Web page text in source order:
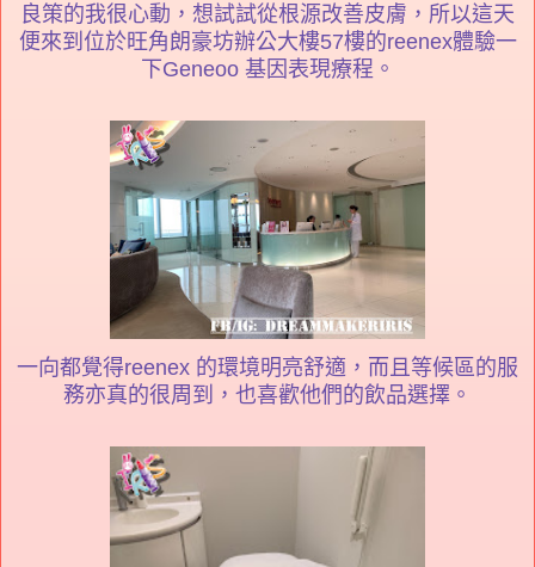
良策的我很心動，想試試從根源改善皮膚，所以這天
便來到位於旺角朗豪坊辦公大樓57樓的reenex體驗一
下Geneoo 基因表現療程。
一向都覺得reenex 的環境明亮舒適，而且等候區的服
務亦真的很周到，也喜歡他們的飲品選擇。